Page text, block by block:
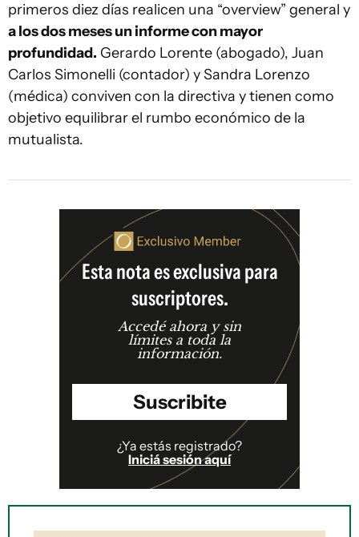
primeros diez días realicen una “overview” general y
a los dos meses un informe con mayor
profundidad. Gerardo Lorente (abogado), Juan
Carlos Simonelli (contador) y Sandra Lorenzo
(médica) conviven con la directiva y tienen como
objetivo equilibrar el rumbo económico de la
mutualista.
Esta nota es exclusiva para
suscriptores.
Accedé ahora y sin
límites a toda la
información.
Suscribite
¿Ya estás registrado?
Iniciá sesión aquí